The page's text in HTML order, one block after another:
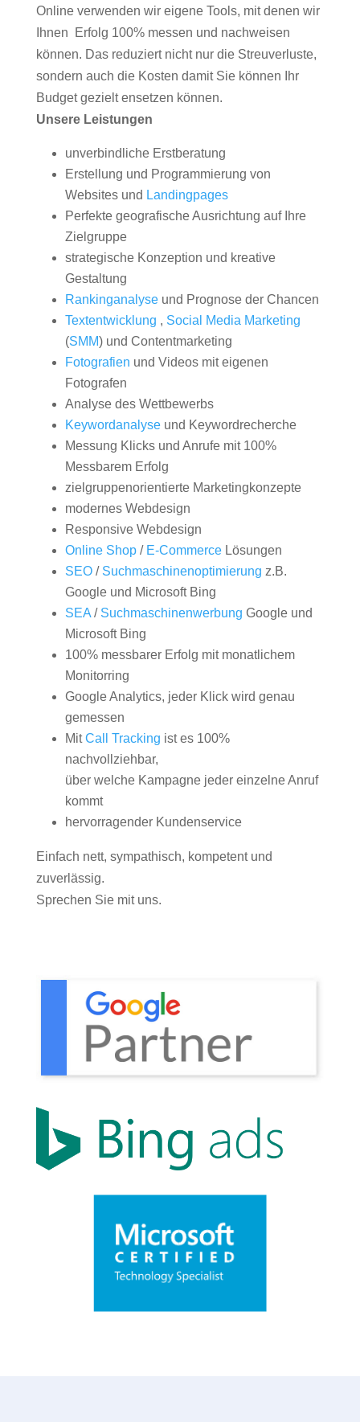
Online verwenden wir eigene Tools, mit denen wir
Ihnen Erfolg 100% messen und nachweisen
können. Das reduziert nicht nur die Streuverluste,
sondern auch die Kosten damit Sie können Ihr
Budget gezielt ensetzen können.
Unsere Leistungen
unverbindliche Erstberatung
Erstellung und Programmierung von
Websites und Landingpages
Perfekte geografische Ausrichtung auf Ihre
Zielgruppe
strategische Konzeption und kreative
Gestaltung
Rankinganalyseund Prognose der Chancen
Textentwicklung , Social Media Marketing
(SMM) und Contentmarketing
Fotografien und Videos mit eigenen
Fotografen
Analyse des Wettbewerbs
Keywordanalyseund Keywordrecherche
Messung Klicks und Anrufe mit 100%
Messbarem Erfolg
zielgruppenorientierte Marketingkonzepte
modernes Webdesign
Responsive Webdesign
Online Shop/ E-CommerceLösungen
SEO/ Suchmaschinenoptimierung z.B.
Google und Microsoft Bing
SEA/ Suchmaschinenwerbung Google und
Microsoft Bing
100% messbarer Erfolg mit monatlichem
Monitorring
Google Analytics, jeder Klick wird genau
gemessen
MitCall Tracking ist es 100%
nachvollziehbar,
über welche Kampagne jeder einzelne Anruf
kommt
hervorragender Kundenservice
Einfach nett, sympathisch, kompetent und
zuverlässig.
Sprechen Sie mit uns.